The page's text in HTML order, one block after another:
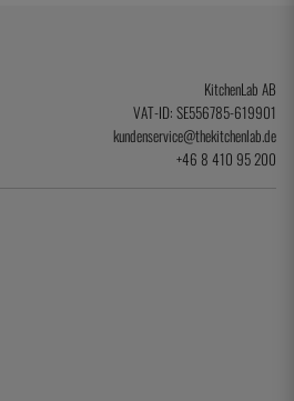
KitchenLab AB
VAT-ID: SE556785-619901
kundenservice@thekitchenlab.de
+46 8 410 95 200